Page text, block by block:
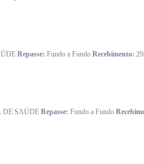
Repasse: Fundo a Fundo Recebimento:
DE SAÚDE Repasse: Fundo a Fundo